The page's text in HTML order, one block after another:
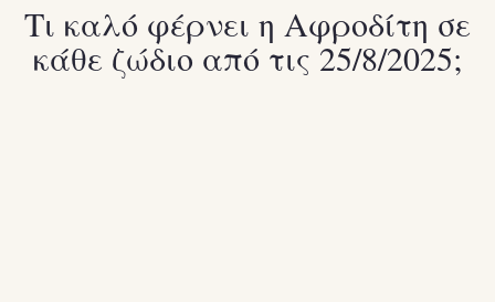
TALK OF THE TOWN
PLEASURES
Τι καλό φέρνει η Αφροδίτη σε
κάθε ζώδιο από τις 25/8/2025;